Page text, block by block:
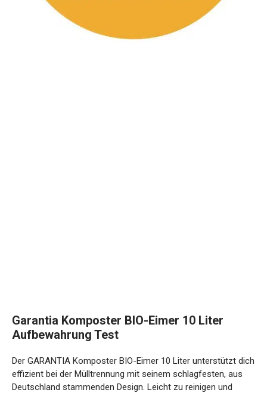
Garantia Komposter BIO-Eimer 10 Liter
Aufbewahrung Test
Der GARANTIA Komposter BIO-Eimer 10 Liter unterstützt dich
effizient bei der Mülltrennung mit seinem schlagfesten, aus
Deutschland stammenden Design. Leicht zu reinigen und